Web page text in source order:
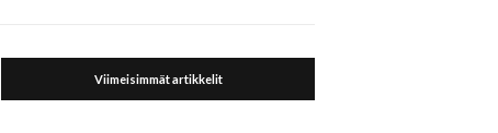
Viimeisimmät artikkelit